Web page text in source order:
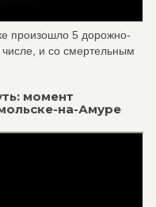
произошло 5 дорожно-
и со смертельным
момент
на-Амуре